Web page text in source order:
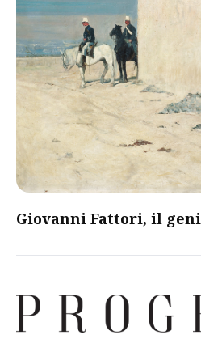
Giovanni Fattori, il